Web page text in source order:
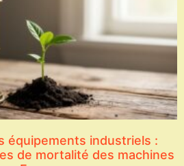
équipements industriels :
de mortalité des machines